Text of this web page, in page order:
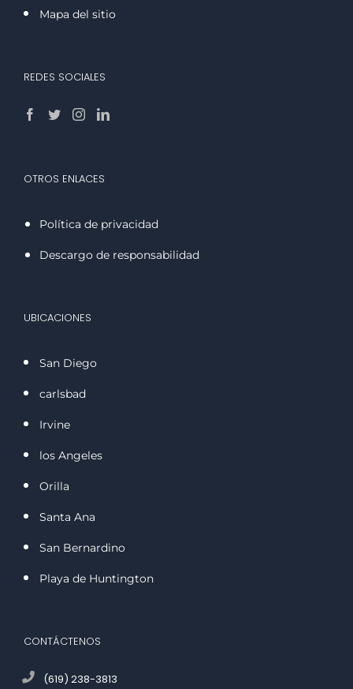
Mapa del sitio
REDES SOCIALES
OTROS ENLACES
Política de privacidad
Descargo de responsabilidad
UBICACIONES
San Diego
carlsbad
Irvine
los Angeles
Orilla
Santa Ana
San Bernardino
Playa de Huntington
CONTÁCTENOS
(619) 238-3813